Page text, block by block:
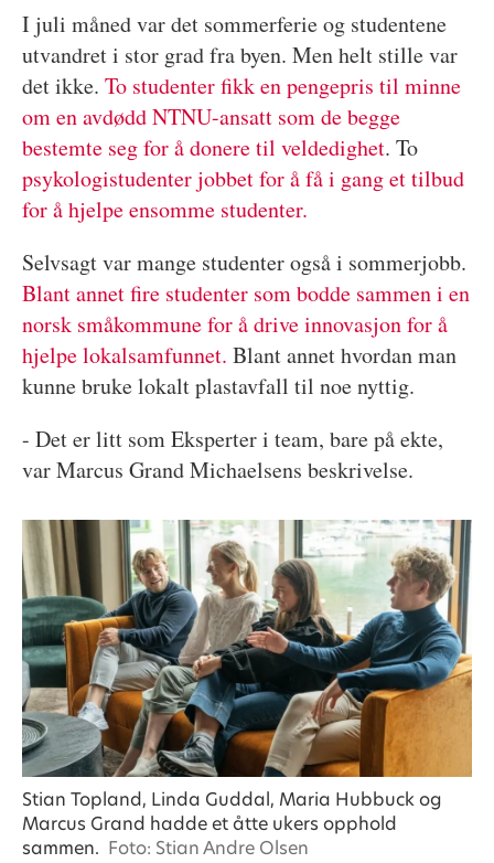
I juli måned var det sommerferie og studentene
utvandret i stor grad fra byen. Men helt stille var
det ikke. To studenter fikk en pengepris til minne
om en avdødd NTNU-ansatt som de begge
bestemte seg for å donere til veldedighet. To
psykologistudenter jobbet for å få i gang et tilbud
for å hjelpe ensomme studenter.
Selvsagt var mange studenter også i sommerjobb.
Blant annet fire studenter som bodde sammen i en
norsk småkommune for å drive innovasjon for å
hjelpe lokalsamfunnet. Blant annet hvordan man
kunne bruke lokalt plastavfall til noe nyttig.
- Det er litt som Eksperter i team, bare på ekte,
var Marcus Grand Michaelsens beskrivelse.
Stian Topland, Linda Guddal, Maria Hubbuck og
Marcus Grand hadde et åtte ukers opphold
sammen. Foto: Stian Andre Olsen